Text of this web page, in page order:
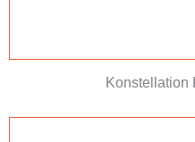
Konstellation